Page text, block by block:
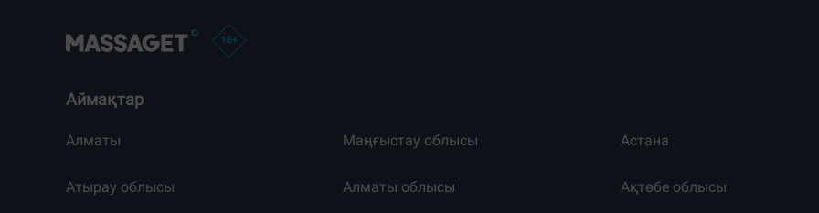
Аймақтар
Алматы Маңғыстау облысы Астана
Атырау облысы Алматы облысы Ақтөбе облысы